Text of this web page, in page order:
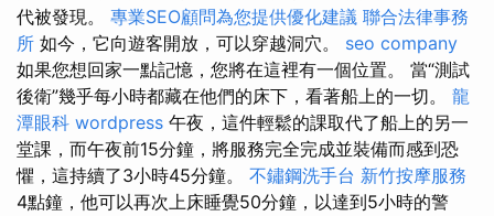
代被發現。 專業SEO顧問為您提供優化建議 聯合法律事務
所 如今，它向遊客開放，可以穿越洞穴。 seo company
如果您想回家一點記憶，您將在這裡有一個位置。 當“測試
後衛”幾乎每小時都藏在他們的床下，看著船上的一切。 龍
潭眼科 wordpress 午夜，這件輕鬆的課取代了船上的另一
堂課，而午夜前15分鐘，將服務完全完成並裝備而感到恐
懼，這持續了3小時45分鐘。 不鏽鋼洗手台 新竹按摩服務
4點鐘，他可以再次上床睡覺50分鐘，以達到5小時的警